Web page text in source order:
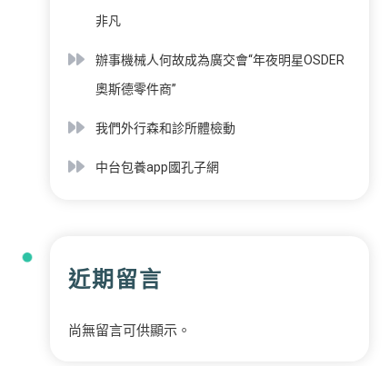
非凡
辦事機械人何故成為廣交會“年夜明星OSDER
奧斯德零件商”
我們外行森和診所體檢動
中台包養app國孔子網
近期留言
尚無留言可供顯示。